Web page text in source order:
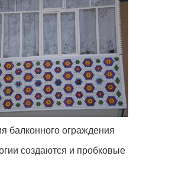
балконного ограждения
создаются и пробковые